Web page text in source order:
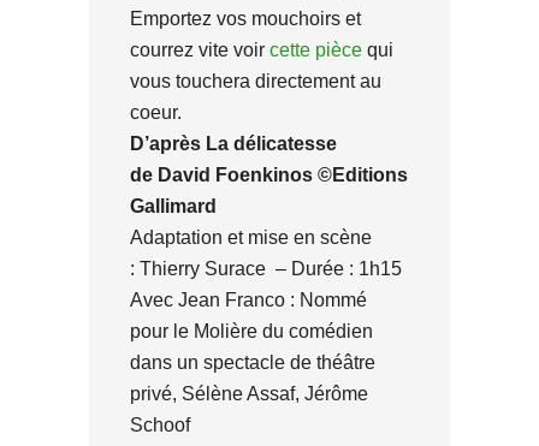
Emportez vos mouchoirs et
courrez vite voir cette pièce qui
vous touchera directement au
coeur.
D’après La délicatesse
de David Foenkinos ©Editions
Gallimard
Adaptation et mise en scène
: Thierry Surace – Durée : 1h15
Avec Jean Franco : Nommé
pour le Molière du comédien
dans un spectacle de théâtre
privé, Sélène Assaf, Jérôme
Schoof